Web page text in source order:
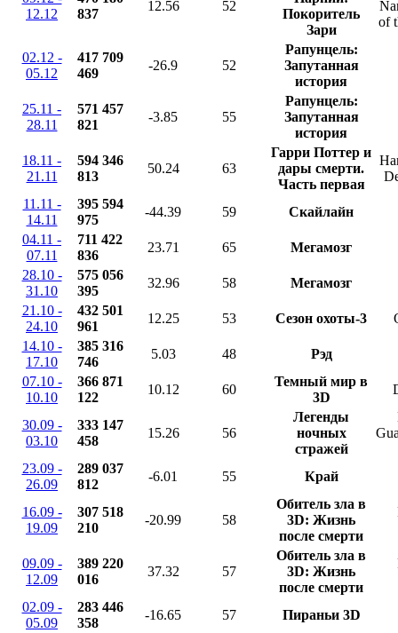
12.12
837
12.56 52
Покоритель
Зари
of
02.12 -
05.12
417 709
469
-26.9 52
Рапунцель:
Запутанная
история
25.11 -
28.11
571 457
821
-3.85 55
Рапунцель:
Запутанная
история
18.11 -
21.11
594 346
813
50.24 63
Гарри Поттер и
дары смерти.
Часть первая
11.11 -
14.11
395 594
975
-44.39 59
Скайлайн
04.11 -
07.11
711 422
836
23.71 65
Мегамозг
28.10 -
31.10
575 056
395
32.96 58
Мегамозг
21.10 -
24.10
432 501
961
12.25 53 Сезон охоты-3
14.10 -
17.10
385 316
746
5.03 48
Рэд
07.10 -
10.10
366 871
122
10.12 60
Темный мир в
3D
30.09 -
03.10
333 147
458
15.26 56
Легенды
ночных
стражей
23.09 -
26.09
289 037
812
-6.01 55 Край
16.09 -
19.09
307 518
210
-20.99 58
Обитель зла в
3D: Жизнь
после смерти
09.09 -
12.09
389 220
016
37.32 57
Обитель зла в
3D: Жизнь
после смерти
02.09 -
05.09
283 446
358
-16.65 57
Пираньи 3D